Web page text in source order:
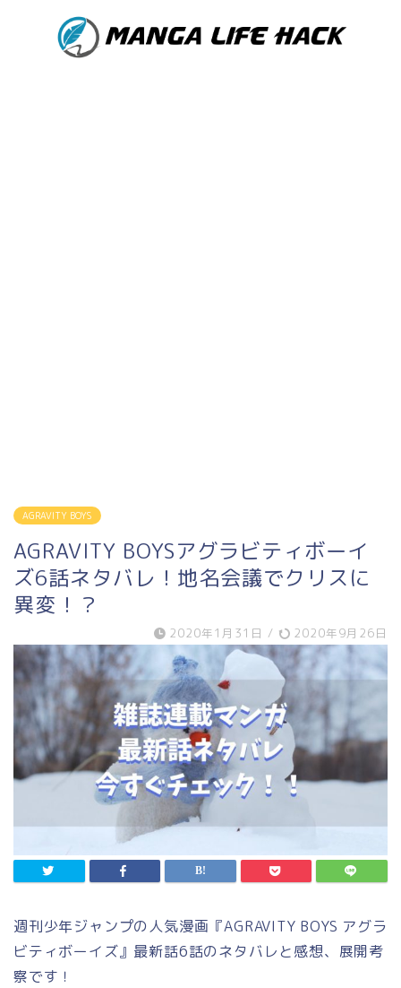
AGRAVITY BOYS
AGRAVITY BOYSアグラビティボーイ
ズ6話ネタバレ！地名会議でクリスに
異変！？
2020年1月31日 / 2020年9月26日
週刊少年ジャンプの人気漫画『AGRAVITY BOYS アグラ
ビティボーイズ』最新話6話のネタバレと感想、展開考
察です！